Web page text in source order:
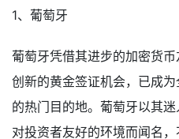
1、葡萄牙
葡萄牙凭借其进步的加密货
创新的黄金签证机会，已成
的热门目的地。葡萄牙以其
对投资者友好的环境而闻名